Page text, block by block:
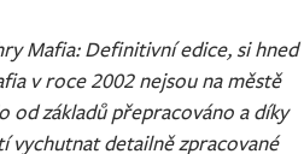
Mafia: Definitivní edice, si hned
v roce 2002 nejsou na městě
od základů přepracováno a díky
vychutnat detailně zpracované